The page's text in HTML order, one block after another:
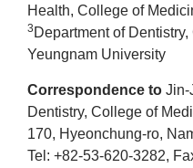
Health, College of
3 Department of
Yeungnam University
Correspondence to Jin-
Dentistry, College of
170, Hyeonchung-ro,
Tel: +82-53-620-3282,